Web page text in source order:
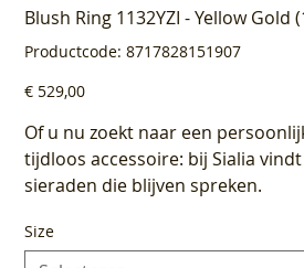
Blush Ring 1132YZI - Yellow Gold
Productcode: Productcode
8717828151907
8717828151907
Prijs
€ 529,00
Of u nu zoekt naar een
tijdloos accessoire: bij Sialia
sieraden die blijven spreken.
Size